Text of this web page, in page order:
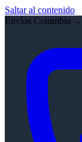
Saltar al contenido
Envíos Colombia